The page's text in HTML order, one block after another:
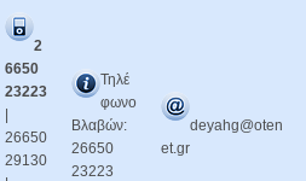
2
6650
23223
26650
29130
Τηλέ
φωνο
Βλαβών:
26650
23223
deyahg@oten
et.gr